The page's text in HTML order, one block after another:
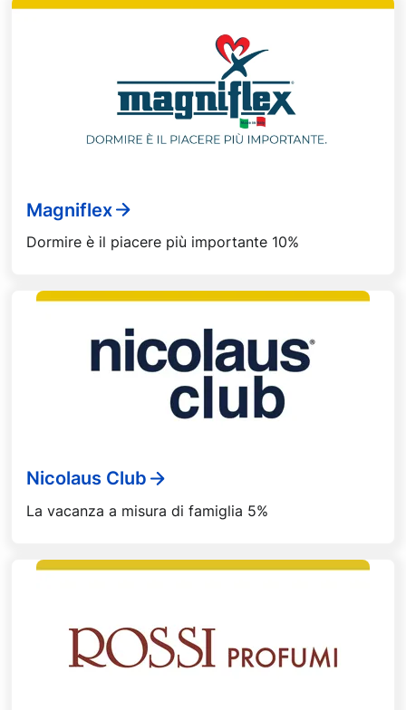
Magniflex
Dormire è il piacere più importante 10%
Nicolaus Club
La vacanza a misura di famiglia 5%